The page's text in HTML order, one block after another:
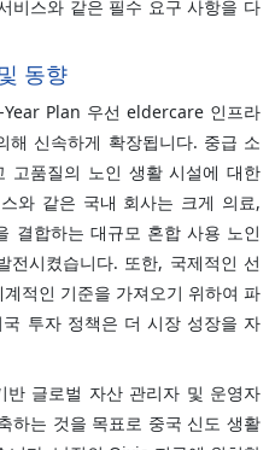
비스와 같은 필수 요구 사항을 다
동향
Plan 우선 eldercare 인프라
해 신속하게 확장됩니다. 중급 소
고품질의 노인 생활 시설에 대한
와 같은 국내 회사는 크게 의료,
결합하는 대규모 혼합 사용 노인
전시켰습니다. 또한, 국제적인 선
적인 기준을 가져오기 위하여 파
투자 정책은 더 시장 성장을 자
글로벌 자산 관리자 및 운영자
하는 것을 목표로 중국 신도 생활